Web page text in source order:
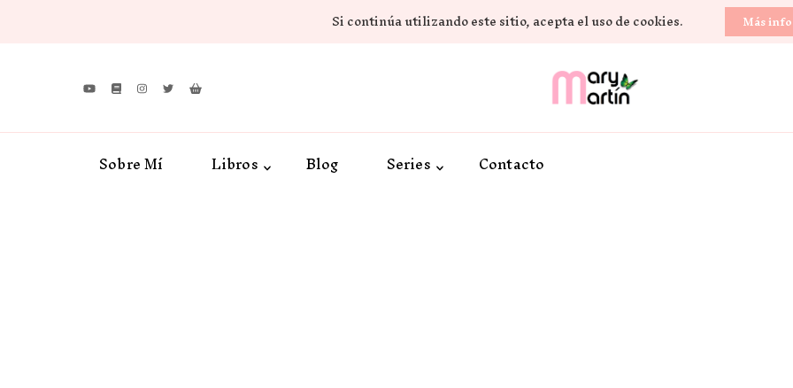
Si continúa utilizando este sitio, acepta el uso de cookies. Más
Novela Romántica y Lifestyle
Sobre Mí Libros Blog Series Contacto